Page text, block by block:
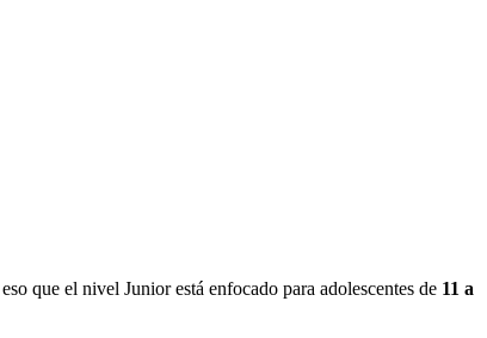
que el nivel Junior está enfocado para adolescentes de 11 a